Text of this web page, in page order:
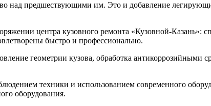
над предшествующими им. Это и добавление
центра кузовного ремонта «Кузовной-Казань»:
быстро и профессионально.
геометрии кузова, обработка антикоррозийными
техники и использованием современного
оборудования.